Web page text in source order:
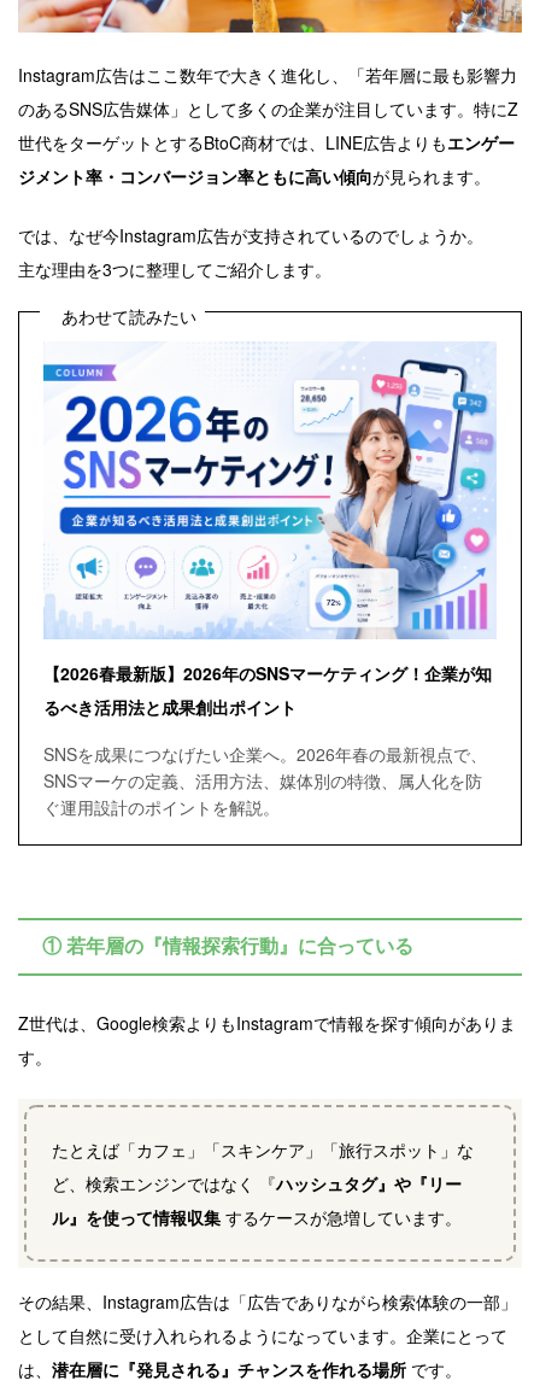
Instagram広告はここ数年で大きく進化し、「若年層に最も影響力
のあるSNS広告媒体」として多くの企業が注目しています。特にZ
世代をターゲットとするBtoC商材では、LINE広告よりもエンゲー
ジメント率・コンバージョン率ともに高い傾向が見られます。
では、なぜ今Instagram広告が支持されているのでしょうか。
主な理由を3つに整理してご紹介します。
あわせて読みたい
【2026春最新版】2026年のSNSマーケティング！企業が知
るべき活用法と成果創出ポイント
SNSを成果につなげたい企業へ。2026年春の最新視点で、
SNSマーケの定義、活用方法、媒体別の特徴、属人化を防
ぐ運用設計のポイントを解説。
① 若年層の『情報探索行動』に合っている
Z世代は、Google検索よりもInstagramで情報を探す傾向がありま
す。
たとえば「カフェ」「スキンケア」「旅行スポット」な
ど、検索エンジンではなく 『ハッシュタグ』や『リー
ル』を使って情報収集 するケースが急増しています。
その結果、Instagram広告は「広告でありながら検索体験の一部」
として自然に受け入れられるようになっています。企業にとって
は、 潜在層に『発見される』チャンスを作れる場所 です。